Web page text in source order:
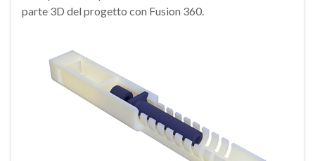
parte 3D del progetto con Fusion 360.